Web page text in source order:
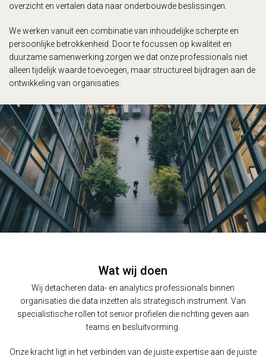
overzicht en vertalen data naar onderbouwde beslissingen.
We werken vanuit een combinatie van inhoudelijke scherpte en
persoonlijke betrokkenheid. Door te focussen op kwaliteit en
duurzame samenwerking zorgen we dat onze professionals niet
alleen tijdelijk waarde toevoegen, maar structureel bijdragen aan de
ontwikkeling van organisaties.
Wat wij doen
Wij detacheren data- en analytics professionals binnen
organisaties die data inzetten als strategisch instrument. Van
specialistische rollen tot senior profielen die richting geven aan
teams en besluitvorming.
Onze kracht ligt in het verbinden van de juiste expertise aan de juiste